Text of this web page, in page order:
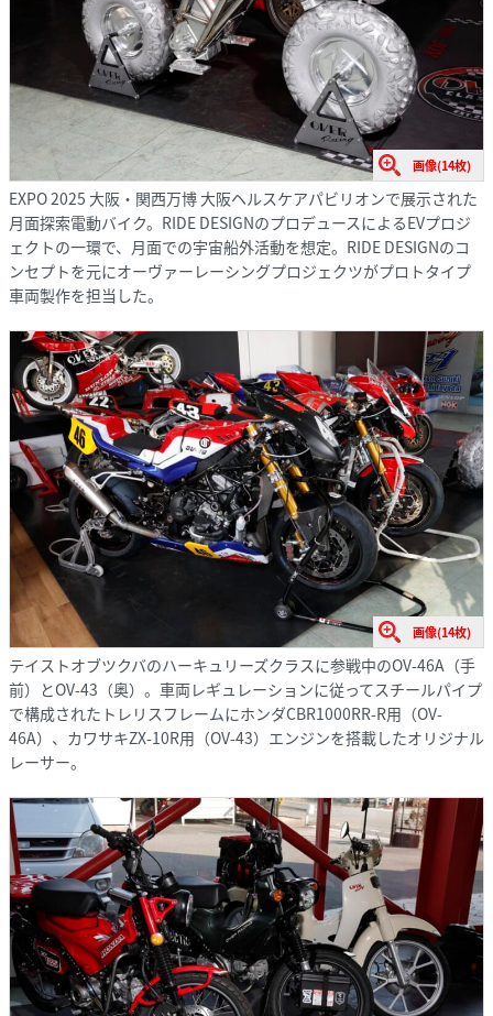
画像(14枚)
EXPO 2025 大阪・関西万博 大阪ヘルスケアパビリオンで展示された
月面探索電動バイク。RIDE DESIGNのプロデュースによるEVプロジ
ェクトの一環で、月面での宇宙船外活動を想定。RIDE DESIGNのコ
ンセプトを元にオーヴァーレーシングプロジェクツがプロトタイプ
車両製作を担当した。
画像(14枚)
テイストオブツクバのハーキュリーズクラスに参戦中のOV-46A（手
前）とOV-43（奥）。車両レギュレーションに従ってスチールパイプ
で構成されたトレリスフレームにホンダCBR1000RR-R用（OV-
46A）、カワサキZX-10R用（OV-43）エンジンを搭載したオリジナル
レーサー。